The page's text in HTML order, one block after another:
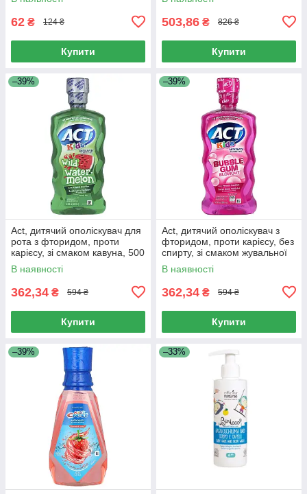
62 ₴ 124 ₴
Купити
503,86 ₴ 826 ₴
Купити
–39%
Act, дитячий ополіскувач для
рота з фторидом, проти
карієсу, зі смаком кавуна, 500
мл (16,9 рідк. унції)
В наявності
362,34 ₴ 594 ₴
Купити
–39%
Act, дитячий ополіскувач з
фторидом, проти карієсу, без
спирту, зі смаком жувальної
гумки, 500 мл (16,9 рідк.
унції)
В наявності
362,34 ₴ 594 ₴
Купити
–39% –33%